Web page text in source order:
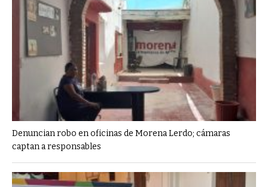
Denuncian robo en oficinas de Morena Lerdo; cámaras
captan a responsables